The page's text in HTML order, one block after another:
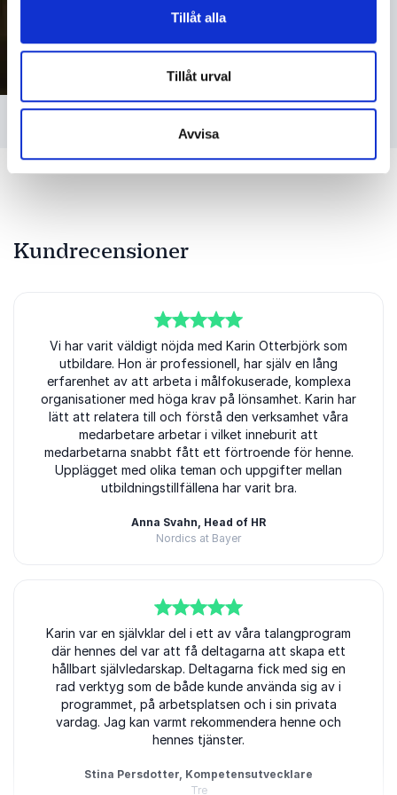
Tillåt alla
Tillåt urval
Avvisa
Kundrecensioner
av5
Vi har varit väldigt nöjda med Karin Otterbjörk som
utbildare. Hon är professionell, har själv en lång
erfarenhet av att arbeta i målfokuserade, komplexa
organisationer med höga krav på lönsamhet. Karin har
lätt att relatera till och förstå den verksamhet våra
medarbetare arbetar i vilket inneburit att
medarbetarna snabbt fått ett förtroende för henne.
Upplägget med olika teman och uppgifter mellan
utbildningstillfällena har varit bra.
Anna Svahn, Head of HR
Nordics at Bayer
5av5
Karin var en självklar del i ett av våra talangprogram
där hennes del var att få deltagarna att skapa ett
hållbart självledarskap. Deltagarna fick med sig en
rad verktyg som de både kunde använda sig av i
programmet, på arbetsplatsen och i sin privata
vardag. Jag kan varmt rekommendera henne och
hennes tjänster.
Stina Persdotter, Kompetensutvecklare
Tre